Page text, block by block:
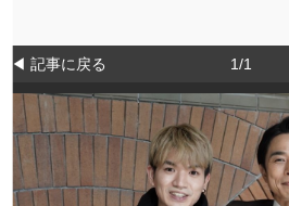
◀ 記事に戻る 1/1